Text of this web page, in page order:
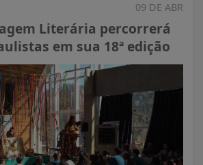
09 DE ABR
Literária percorrerá
em sua 18ª edição